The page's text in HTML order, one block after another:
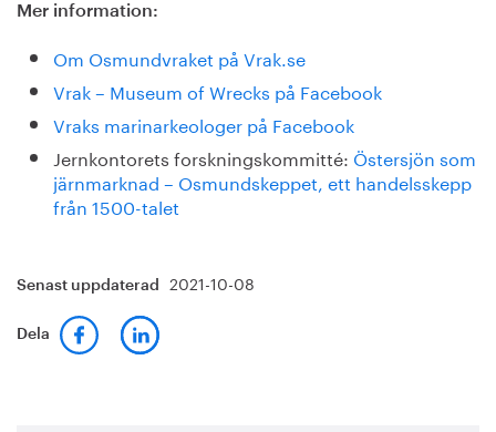
Mer information:
Om Osmundvraket på Vrak.se
Vrak – Museum of Wrecks på Facebook
Vraks marinarkeologer på Facebook
Jernkontorets forskningskommitté: Östersjön som
järnmarknad – Osmundskeppet, ett handelsskepp
från 1500-talet
Senast uppdaterad 2021-10-08
Dela